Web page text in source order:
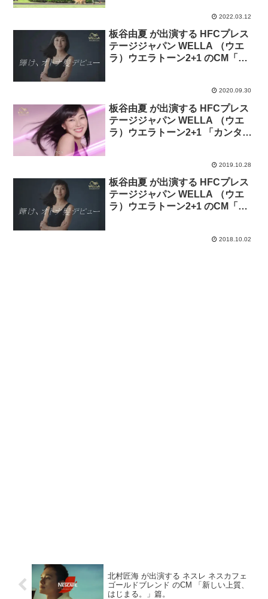
2022.03.12
板谷由夏 が出演する HFCプレス
テージジャパン WELLA （ウエ
ラ）ウエラトーン2+1 のCM「輝
2020.09.30
板谷由夏 が出演する HFCプレス
テージジャパン WELLA （ウエ
ラ）ウエラトーン2+1 「カンタ
2019.10.28
板谷由夏 が出演する HFCプレス
テージジャパン WELLA （ウエ
ラ）ウエラトーン2+1 のCM「輝
2018.10.02
北村匠海 が出演する ネスレ ネスカフェ
ゴールドブレンド のCM 「新しい上質、
はじまる。」篇。